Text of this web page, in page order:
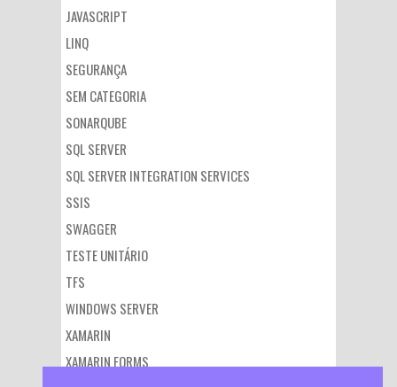
JAVASCRIPT
LINQ
SEGURANÇA
SEM CATEGORIA
SONARQUBE
SQL SERVER
SQL SERVER INTEGRATION SERVICES
SSIS
SWAGGER
TESTE UNITÁRIO
TFS
WINDOWS SERVER
XAMARIN
XAMARIN FORMS